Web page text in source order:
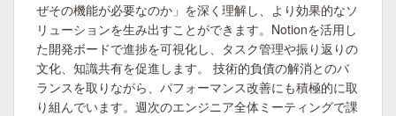
ぜその機能が必要なのか」を深く理解し、より効果的なソ
リューションを生み出すことができます。Notionを活用し
た開発ボードで進捗を可視化し、タスク管理や振り返りの
文化、知識共有を促進します。 技術的負債の解消とのバ
ランスを取りながら、パフォーマンス改善にも積極的に取
り組んでいます。週次のエンジニア全体ミーティングで課